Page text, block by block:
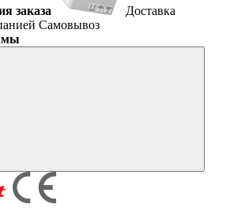
заказа
Доставка
Самовывоз